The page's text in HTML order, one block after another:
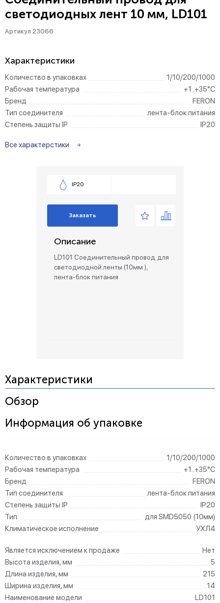
светодиодных лент 10 мм, LD101
Артикул 23066
Характеристики
Количество в упаковках
1/10/200/1000
Рабочая температура
+1..+35°C
Бренд
FERON
Тип соединителя
лента-блок питания
Степень защиты IP
IP20
Все характерстики
IP20
Заказать
Описание
LD101 Соединительный провод для
светодиодной ленты (10мм ),
лента-блок питания
Характеристики
Обзор
Информация об упаковке
Количество в упаковках
1/10/200/1000
Рабочая температура
+1..+35°C
Бренд
FERON
Тип соединителя
лента-блок питания
Степень защиты IP
IP20
Тип
для SMD5050 (10мм)
Климатическое исполнение
УХЛ4
Является исключением к продаже
Нет
Высота изделия, мм
5
Длина изделия, мм
215
Ширина изделия, мм
14
Наименование модели
LD101